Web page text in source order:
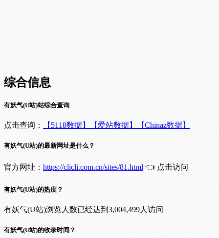
综合信息
有妖气(U站)站综合查询
点击查询： 【5118数据】 【爱站数据】 【Chinaz数据】
有妖气(U站)的最新网址是什么？
官方网址： https://clicli.com.cn/sites/81.html 👈 点击访问
有妖气(U站)的热度？
有妖气(U站)浏览人数已经达到3,004,499人访问
有妖气(U站)的收录时间？